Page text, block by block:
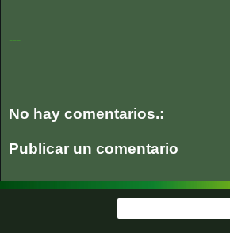
---
No hay comentarios.:
Publicar un comentario